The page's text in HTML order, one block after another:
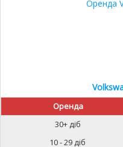
Оренда
30+ діб
10 - 29 діб